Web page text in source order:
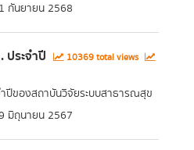
กันยายน 2568
ประจำปี
10369 total views
ปีของสถาบันวิจัยระบบสาธารณสุข
มิถุนายน 2567